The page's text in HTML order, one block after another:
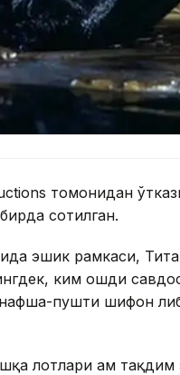
томонидан
сотилган.
эшик рамкаси,
ким ошди
пушти шифон
лотлари ҳам